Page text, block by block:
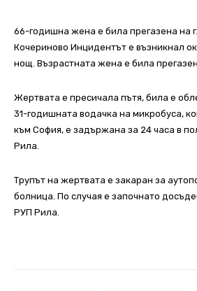
66-годишна жена е била прегазена на
Кочериново Инцидентът е възникнал
нощ. Възрастната жена е била
Жертвата е пресичала пътя, била е
31-годишната водачка на микробуса,
към София, е задържана за 24 часа в
Рила.
Трупът на жертвата е закаран за
болница. По случая е започнато
РУП Рила.